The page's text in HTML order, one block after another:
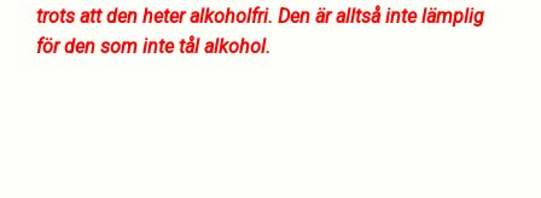
trots att den heter alkoholfri. Den är alltså inte lämplig
för den som inte tål alkohol.